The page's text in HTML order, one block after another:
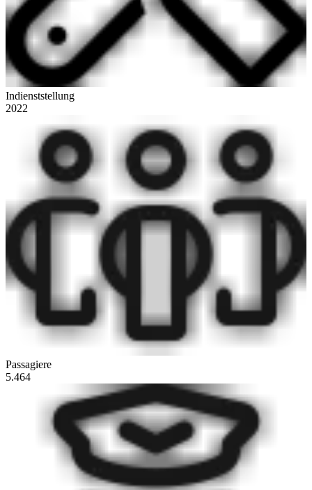
Indienststellung
2022
Passagiere
5.464